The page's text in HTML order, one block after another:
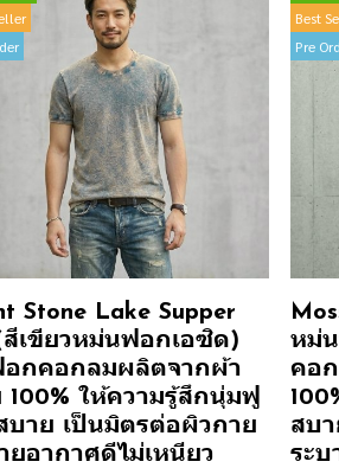
Stone Lake Supper
เขียวหม่นฟอกเอซิด)
กคอกลมผลิตจากผ้า
100% ให้ความรู้สึกนุ่มฟู
บาย เป็นมิตรต่อผิวกาย
ยอากาศดีไม่เหนียว
Best
Pre
หม่
คอ
สบ
ระบ